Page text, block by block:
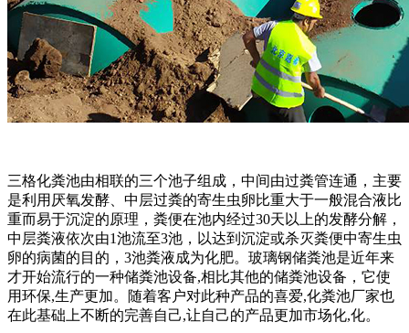
三格化粪池由相联的三个池子组成，中间由过粪管连通，主要
是利用厌氧发酵、中层过粪的寄生虫卵比重大于一般混合液比
重而易于沉淀的原理，粪便在池内经过30天以上的发酵分解，
中层粪液依次由1池流至3池，以达到沉淀或杀灭粪便中寄生虫
卵的病菌的目的，3池粪液成为化肥。玻璃钢储粪池是近年来
才开始流行的一种储粪池设备,相比其他的储粪池设备，它使
用环保,生产更加。随着客户对此种产品的喜爱,化粪池厂家也
在此基础上不断的完善自己,让自己的产品更加市场化,化。